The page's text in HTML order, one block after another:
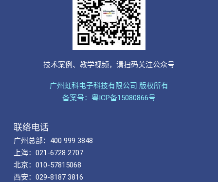
技术案例、教学视频，请扫码关注公众号
广州虹科电子科技有限公司 版权所有
备案号：粤ICP备15080866号
联络电话
广州总部：400 999 3848
上海：021-6728 2707
北京：010-57815068
西安：029-8187 3816